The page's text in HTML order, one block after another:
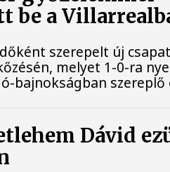
be a
szerepelt új
melyet 1-0-ra
bajnokságban
Dávid